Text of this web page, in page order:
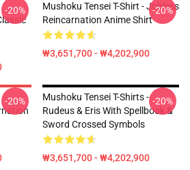
-20%
Mushoku Tensei T-Shirt - Jobless
Reincarnation Anime Shirt
₩3,651,700 - ₩4,202,900
-20%
-20%
Mushoku Tensei T-Shirts -
Rudeus & Eris With Spellbook &
Sword Crossed Symbols
₩3,651,700 - ₩4,202,900
-20%